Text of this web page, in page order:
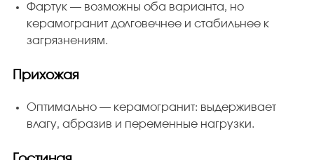
Фартук — возможны оба варианта, но
керамогранит долговечнее и стабильнее к
загрязнениям.
Прихожая
Оптимально — керамогранит: выдерживает
влагу, абразив и переменные нагрузки.